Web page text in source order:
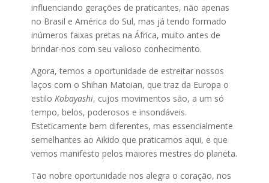
influenciando gerações de praticantes, não apenas
no Brasil e América do Sul, mas já tendo formado
inúmeros faixas pretas na África, muito antes de
brindar-nos com seu valioso conhecimento.
Agora, temos a oportunidade de estreitar nossos
laços com o Shihan Matoian, que traz da Europa o
estilo Kobayashi, cujos movimentos são, a um só
tempo, belos, poderosos e insondáveis.
Esteticamente bem diferentes, mas essencialmente
semelhantes ao Aikido que praticamos aqui, e que
vemos manifesto pelos maiores mestres do planeta.
Tão nobre oportunidade nos alegra o coração, nos